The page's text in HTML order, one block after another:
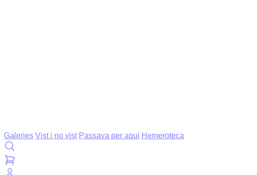
Galeries Vist i no vist Passava per aquí Hemeroteca